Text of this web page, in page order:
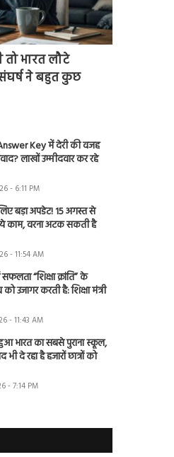
तो भारत लौटे
ने बहुत कुछ
Key में देरी की वजह
लाखों उम्मीदवार कर रहे
- 6:11 PM
बड़ा अपडेट! 15 अगस्त से
काम, वरना अटक सकती है
- 11:54 AM
सफलता “शिक्षा क्रांति” के
को उजागर करती है: शिक्षा मंत्री
- 11:43 AM
भारत का सबसे पुराना स्कूल,
दे रहा है हजारों छात्रों को
- 7:14 PM